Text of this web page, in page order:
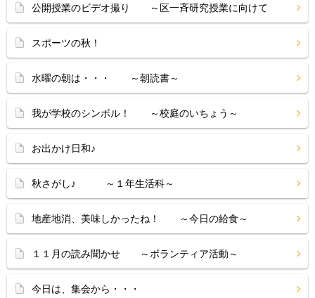
公開授業のビデオ撮り ～区一斉研究授業に向けて
スポーツの秋！
水曜の朝は・・・ ～朝読書～
我が学校のシンボル！ ～校庭のいちょう～
お出かけ日和♪
秋さがし♪ ～１年生活科～
地産地消、美味しかったね！ ～今日の給食～
１１月の読み聞かせ ～ボランティア活動～
今日は、集会から・・・